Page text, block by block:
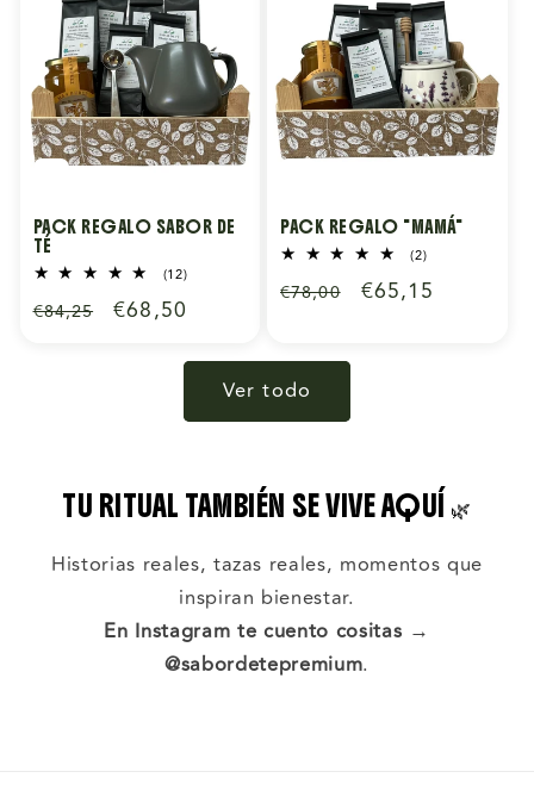
PACK REGALO SABOR DE
TÉ
(12)12
Precio
€84,25
Precio
€68,50
PACK REGALO "MAMÁ"
(2)2
totales
Precio
€78,00
Precio
€65,15
Ver todo
TU RITUAL TAMBIÉN SE VIVE AQUÍ 🌿
Historias reales, tazas reales, momentos que
inspiran bienestar.
En Instagram te cuento cositas →
@sabordetepremium.